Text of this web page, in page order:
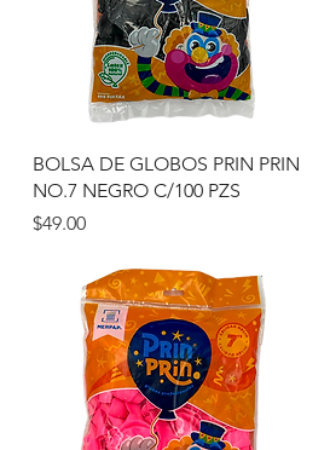
Vista rápida
BOLSA DE GLOBOS PRIN PRIN
NO.7 NEGRO C/100 PZS
Precio
$49.00